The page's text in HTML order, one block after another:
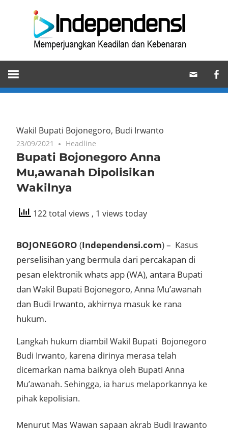
Memperjuangkan
Keadilan
dan
Wakil Bupati Bojonegoro, Budi Irwanto
23/09/2021 Headline
Bupati Bojonegoro Anna
Mu,awanah Dipolisikan
Wakilnya
122 total views , 1 views today
BOJONEGORO (Independensi.com) – Kasus
perselisihan yang bermula dari percakapan di
pesan elektronik whats app (WA), antara Bupati
dan Wakil Bupati Bojonegoro, Anna Mu’awanah
dan Budi Irwanto, akhirnya masuk ke rana
hukum.
Langkah hukum diambil Wakil Bupati Bojonegoro
Budi Irwanto, karena dirinya merasa telah
dicemarkan nama baiknya oleh Bupati Anna
Mu’awanah. Sehingga, ia harus melaporkannya ke
pihak kepolisian.
Menurut Mas Wawan sapaan akrab Budi Irawanto